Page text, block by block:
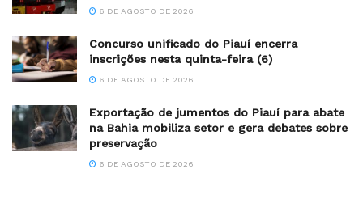
6 DE AGOSTO DE 2026
Concurso unificado do Piauí encerra
inscrições nesta quinta-feira (6)
6 DE AGOSTO DE 2026
Exportação de jumentos do Piauí para abate
na Bahia mobiliza setor e gera debates sobre
preservação
6 DE AGOSTO DE 2026